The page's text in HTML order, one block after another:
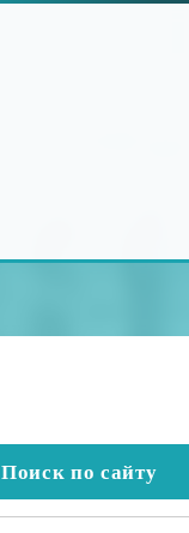
Поиск по сайту